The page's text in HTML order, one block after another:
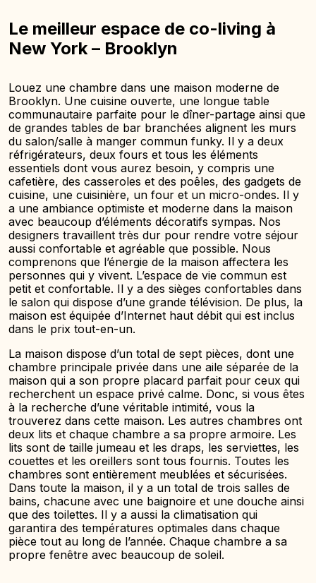
Le meilleur espace de co-living à
New York – Brooklyn
Louez une chambre dans une maison moderne de
Brooklyn. Une cuisine ouverte, une longue table
communautaire parfaite pour le dîner-partage ainsi que
de grandes tables de bar branchées alignent les murs
du salon/salle à manger commun funky. Il y a deux
réfrigérateurs, deux fours et tous les éléments
essentiels dont vous aurez besoin, y compris une
cafetière, des casseroles et des poêles, des gadgets de
cuisine, une cuisinière, un four et un micro-ondes. Il y
a une ambiance optimiste et moderne dans la maison
avec beaucoup d’éléments décoratifs sympas. Nos
designers travaillent très dur pour rendre votre séjour
aussi confortable et agréable que possible. Nous
comprenons que l’énergie de la maison affectera les
personnes qui y vivent. L’espace de vie commun est
petit et confortable. Il y a des sièges confortables dans
le salon qui dispose d’une grande télévision. De plus, la
maison est équipée d’Internet haut débit qui est inclus
dans le prix tout-en-un.
La maison dispose d’un total de sept pièces, dont une
chambre principale privée dans une aile séparée de la
maison qui a son propre placard parfait pour ceux qui
recherchent un espace privé calme. Donc, si vous êtes
à la recherche d’une véritable intimité, vous la
trouverez dans cette maison. Les autres chambres ont
deux lits et chaque chambre a sa propre armoire. Les
lits sont de taille jumeau et les draps, les serviettes, les
couettes et les oreillers sont tous fournis. Toutes les
chambres sont entièrement meublées et sécurisées.
Dans toute la maison, il y a un total de trois salles de
bains, chacune avec une baignoire et une douche ainsi
que des toilettes. Il y a aussi la climatisation qui
garantira des températures optimales dans chaque
pièce tout au long de l’année. Chaque chambre a sa
propre fenêtre avec beaucoup de soleil.